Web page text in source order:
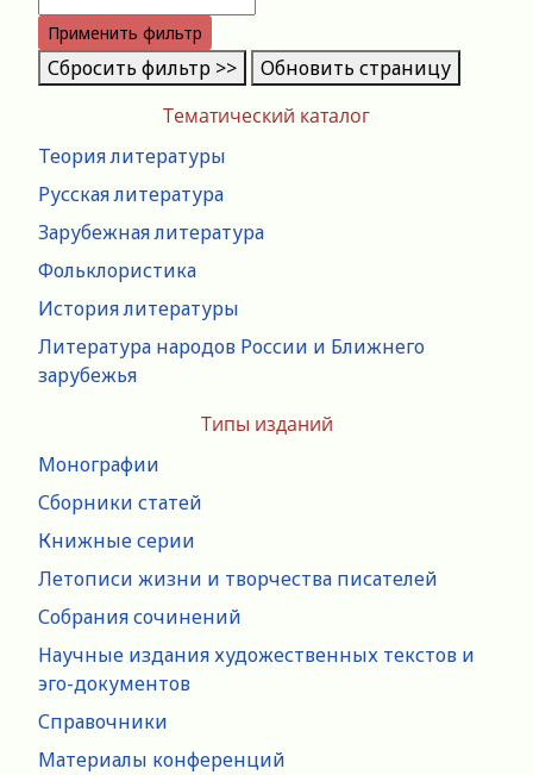
Тематический каталог
Теория литературы
Русская литература
Зарубежная литература
Фольклористика
История литературы
Литература народов России и Ближнего
зарубежья
Типы изданий
Монографии
Сборники статей
Книжные серии
Летописи жизни и творчества писателей
Собрания сочинений
Научные издания художественных текстов и
эго-документов
Справочники
Материалы конференций
Применить фильтр
Сбросить фильтр >> Обновить страницу